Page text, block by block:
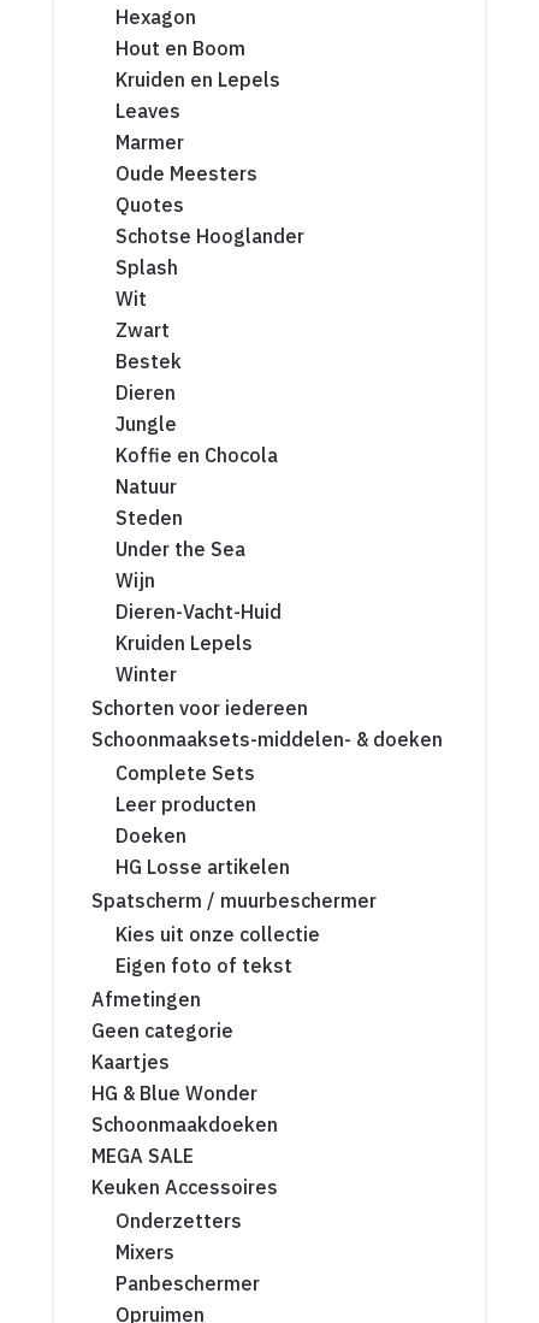
Hexagon
Hout en Boom
Kruiden en Lepels
Leaves
Marmer
Oude Meesters
Quotes
Schotse Hooglander
Splash
Wit
Zwart
Bestek
Dieren
Jungle
Koffie en Chocola
Natuur
Steden
Under the Sea
Wijn
Dieren-Vacht-Huid
Kruiden Lepels
Winter
Schorten voor iedereen
Schoonmaaksets-middelen- & doeken
Complete Sets
Leer producten
Doeken
HG Losse artikelen
Spatscherm / muurbeschermer
Kies uit onze collectie
Eigen foto of tekst
Afmetingen
Geen categorie
Kaartjes
HG & Blue Wonder
Schoonmaakdoeken
MEGA SALE
Keuken Accessoires
Onderzetters
Mixers
Panbeschermer
Opruimen